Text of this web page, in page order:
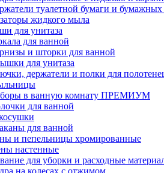
туалетной бумаги и бумажных
жидкого мыла
для унитаза
для ванной
и шторки для ванной
для унитаза
держатели и полки для
в ванную комнату ПРЕМИУМ
для ванной
для ванной
и пепельницы хромированные
настенные
для уборки и расходные
на колесах с отжимом